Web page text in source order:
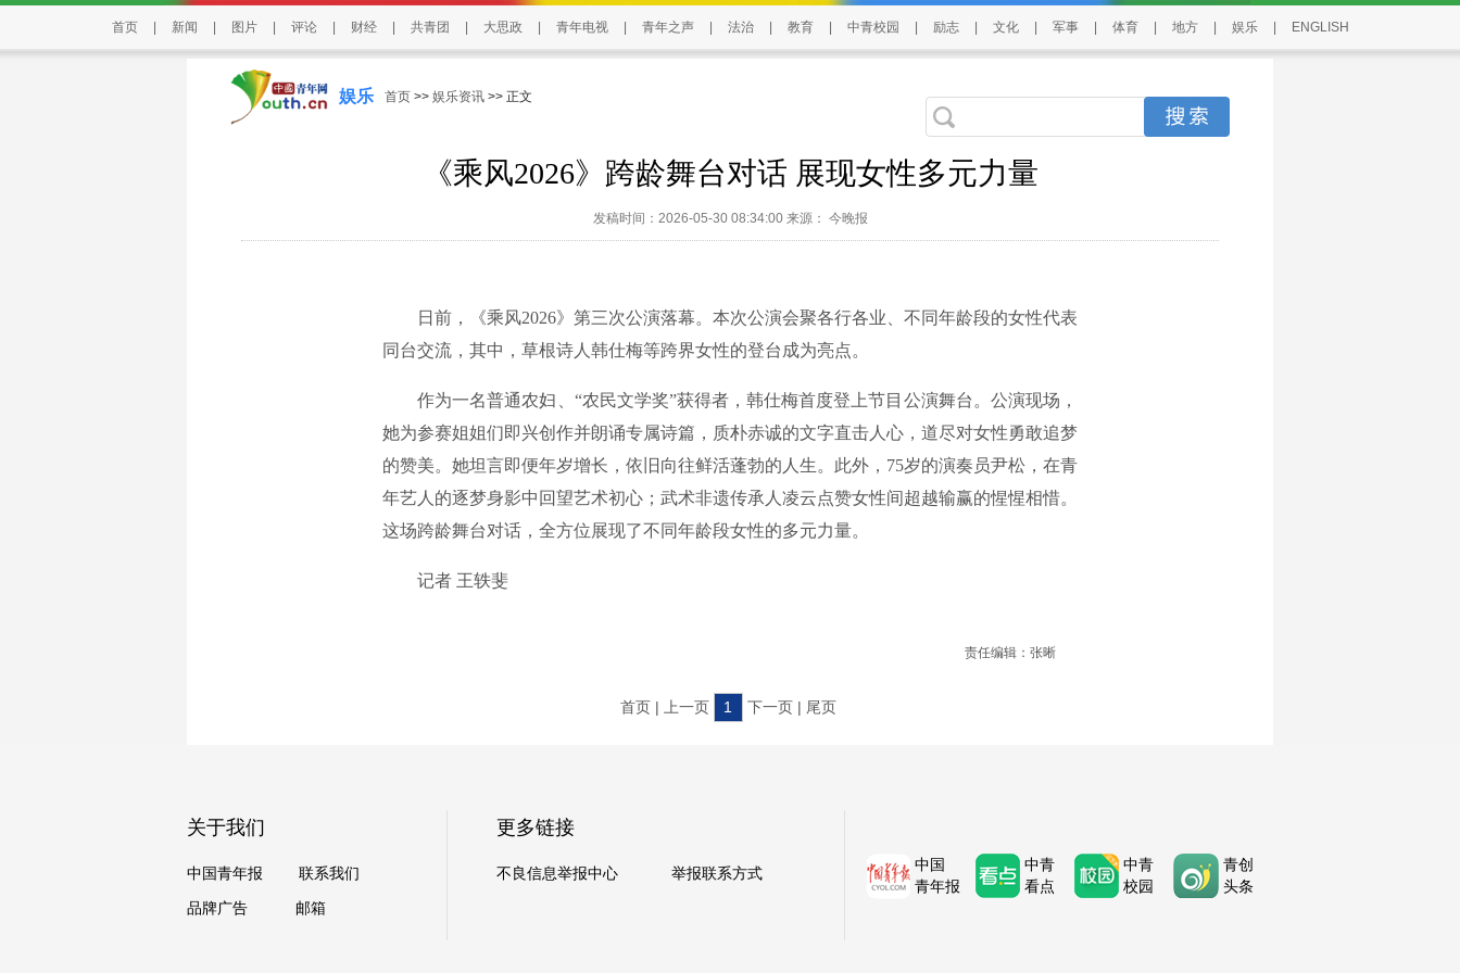
首页 新闻 图片 评论 财经 共青团 大思政 青年电视 青年之声 法治 教育 中青校园 励志 文化 军事 体育 地方 娱乐 ENGLISH
娱乐 首页 >> 娱乐资讯 >> 正文
《乘风2026》跨龄舞台对话 展现女性多元力量
发稿时间：2026-05-30 08:34:00 来源： 今晚报
日前，《乘风2026》第三次公演落幕。本次公演会聚各行各业、不同年龄段的女性代表
同台交流，其中，草根诗人韩仕梅等跨界女性的登台成为亮点。
作为一名普通农妇、“农民文学奖”获得者，韩仕梅首度登上节目公演舞台。公演现场，
她为参赛姐姐们即兴创作并朗诵专属诗篇，质朴赤诚的文字直击人心，道尽对女性勇敢追梦
的赞美。她坦言即便年岁增长，依旧向往鲜活蓬勃的人生。此外，75岁的演奏员尹松，在青
年艺人的逐梦身影中回望艺术初心；武术非遗传承人凌云点赞女性间超越输赢的惺惺相惜。
这场跨龄舞台对话，全方位展现了不同年龄段女性的多元力量。
记者 王轶斐
责任编辑：张晰
首页 | 上一页 1 下一页 | 尾页
关于我们
中国青年报
联系我们
品牌广告
邮箱
更多链接
不良信息举报中心 举报联系方式
中国
青年报
中青
看点
中青
校园
青创
头条